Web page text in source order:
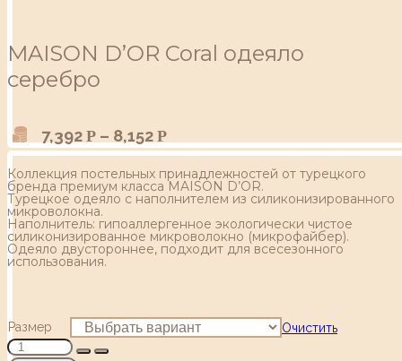
MAISON D’OR Coral одеяло
серебро
7,392 Р – 8,152 Р
Коллекция постельных принадлежностей от турецкого
бренда премиум класса MAISON D’OR.
Турецкое одеяло с наполнителем из силиконизированного
микроволокна.
Наполнитель: гипоаллергенное экологически чистое
силиконизированное микроволокно (микрофайбер).
Одеяло двустороннее, подходит для всесезонного
использования.
Размер Очистить